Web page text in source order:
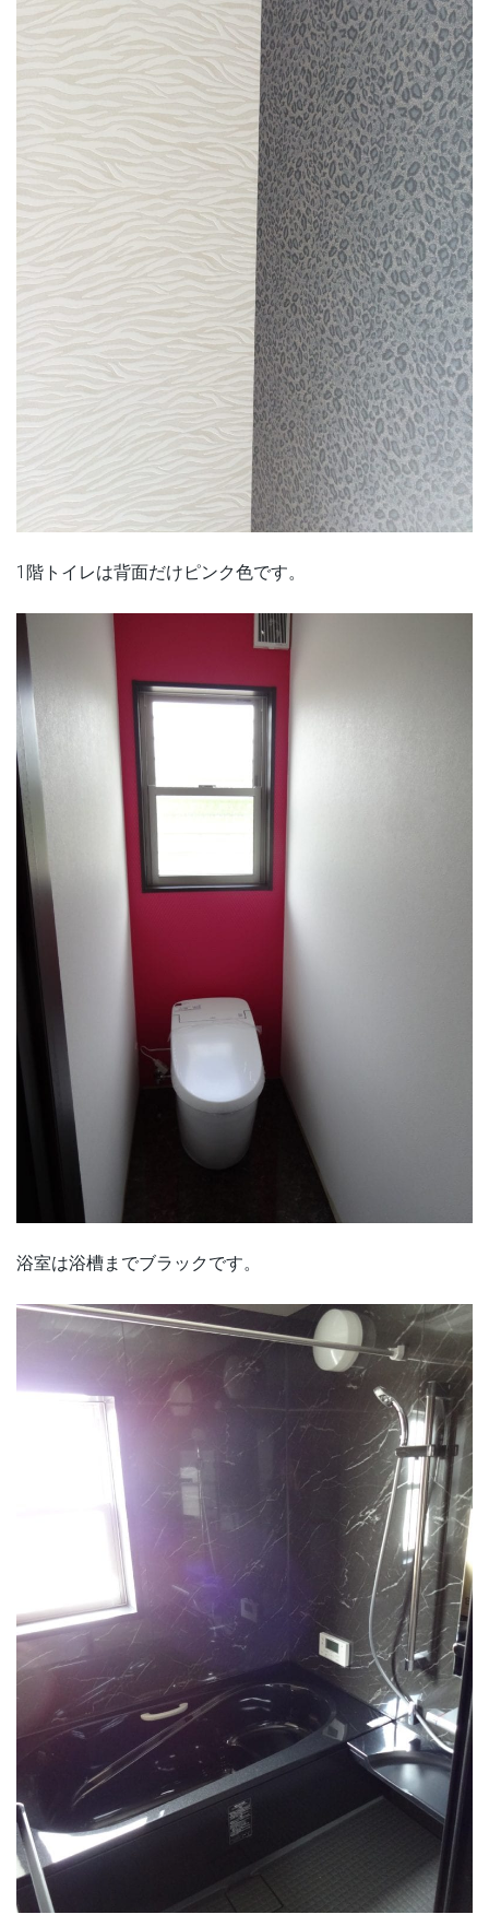
1階トイレは背面だけピンク色です。
浴室は浴槽までブラックです。